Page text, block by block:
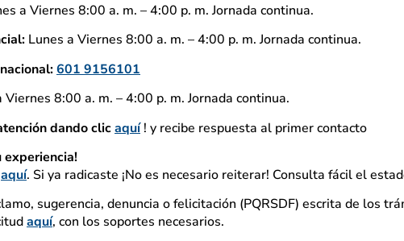
a Viernes 8:00 a. m. – 4:00 p. m. Jornada continua.
Lunes a Viernes 8:00 a. m. – 4:00 p. m. Jornada continua.
601 9156101
Viernes 8:00 a. m. – 4:00 p. m. Jornada continua.
dando clicaquí! y recibe respuesta al primer contacto
experiencia!
aquí. Si ya radicaste ¡No es necesario reiterar! Consulta fácil el
sugerencia, denuncia o felicitación (PQRSDF) escrita de los
aquí, con los soportes necesarios.